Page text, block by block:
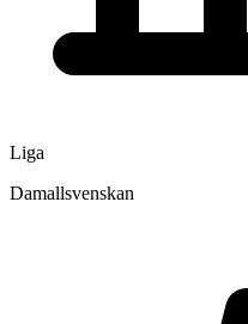
Liga
Damallsvenskan